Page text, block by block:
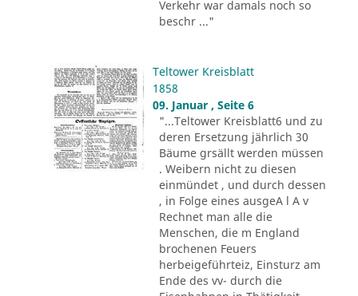
Verkehr war damals noch so
beschr ..."
Teltower Kreisblatt
1858
09. Januar , Seite 6
"...Teltower Kreisblatt6 und zu
deren Ersetzung jährlich 30
Bäume grsällt werden müssen
. Weibern nicht zu diesen
einmündet , und durch dessen
, in Folge eines ausgeA l A v
Rechnet man alle die
Menschen, die m England
brochenen Feuers
herbeigeführteiz, Einsturz am
Ende des vv- durch die